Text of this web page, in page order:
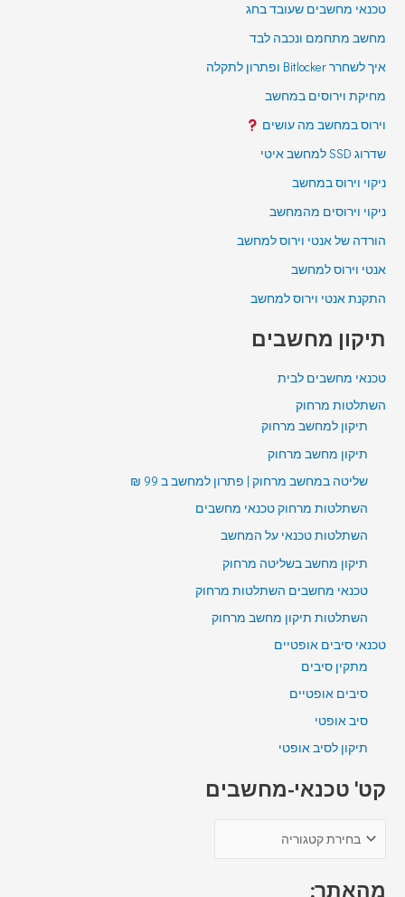
טכנאי מחשבים שעובד בחג
מחשב מתחמם ונכבה לבד
איך לשחרר Bitlocker ופתרון לתקלה
מחיקת וירוסים במחשב
וירוס במחשב מה עושים
שדרוג SSD למחשב איטי
ניקוי וירוס במחשב
ניקוי וירוסים מהמחשב
הורדה של אנטי וירוס למחשב
אנטי וירוס למחשב
התקנת אנטי וירוס למחשב
תיקון מחשבים
טכנאי מחשבים לבית
השתלטות מרחוק
תיקון למחשב מרחוק
תיקון מחשב מרחוק
שליטה במחשב מרחוק | פתרון למחשב ב 99 ₪
השתלטות מרחוק טכנאי מחשבים
השתלטות טכנאי על המחשב
תיקון מחשב בשליטה מרחוק
טכנאי מחשבים השתלטות מרחוק
השתלטות תיקון מחשב מרחוק
טכנאי סיבים אופטיים
מתקין סיבים
סיבים אופטיים
סיב אופטי
תיקון לסיב אופטי
קט' טכנאי-מחשבים
מהאתר: